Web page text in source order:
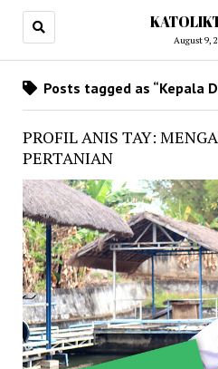
August 9,
Posts tagged as “Kepala
PROFIL ANIS TAY:
PERTANIAN